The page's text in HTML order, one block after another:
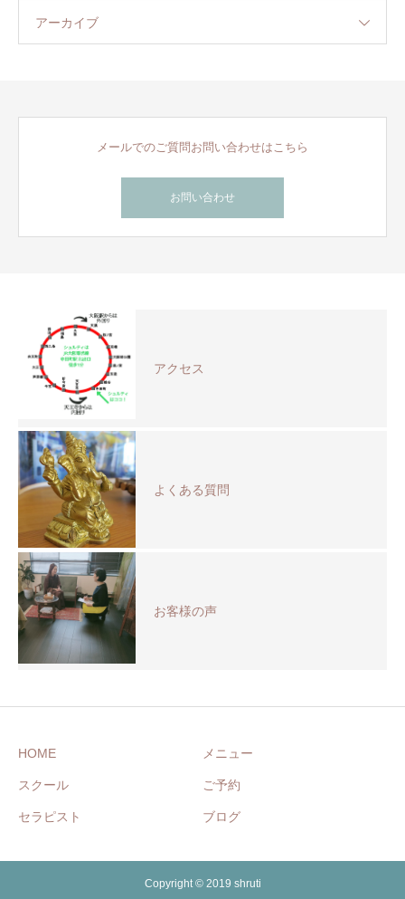
アーカイブ
メールでのご質問お問い合わせはこちら
お問い合わせ
アクセス
よくある質問
お客様の声
HOME メニュー
スクール ご予約
セラピスト ブログ
Copyright © 2019 shruti